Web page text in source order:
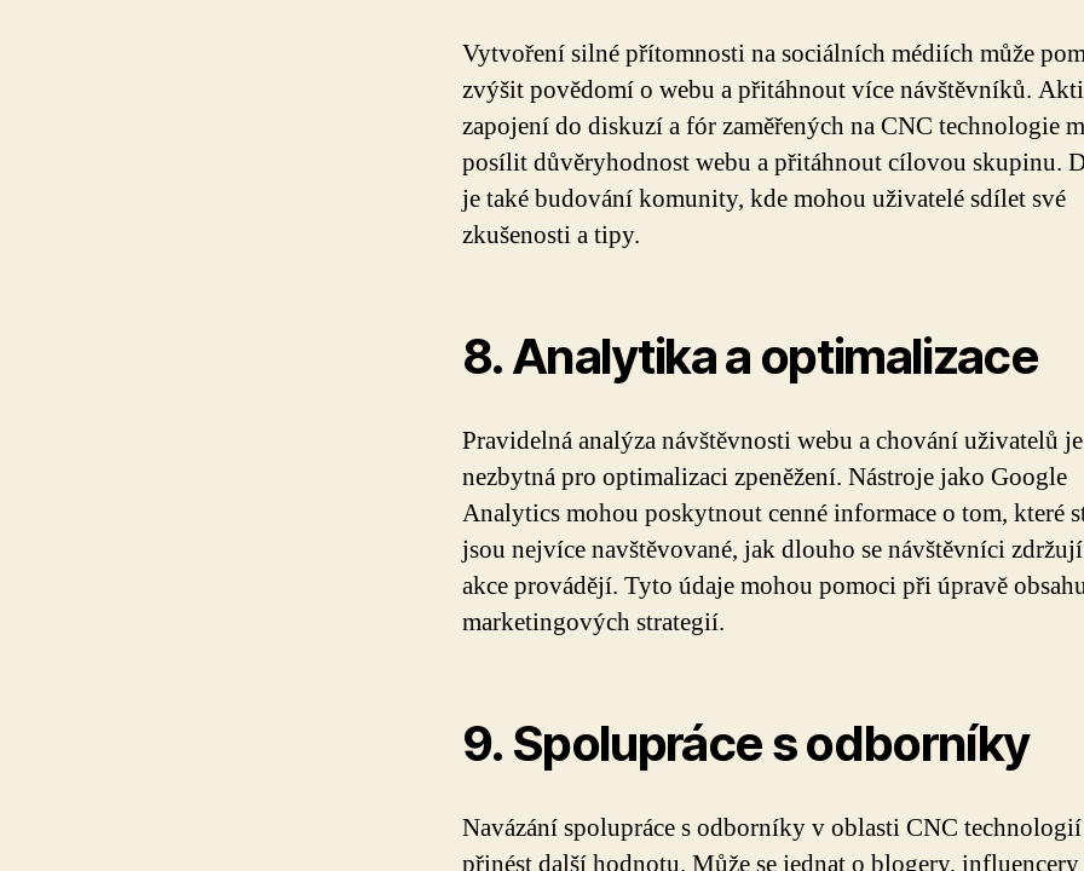
Vytvoření silné přítomnosti na sociálních médiích může
zvýšit povědomí o webu a přitáhnout více návštěvníků.
zapojení do diskuzí a fór zaměřených na CNC technologie
posílit důvěryhodnost webu a přitáhnout cílovou skupinu.
je také budování komunity, kde mohou uživatelé sdílet své
zkušenosti a tipy.
8. Analytika a optimalizace
Pravidelná analýza návštěvnosti webu a chování uživatelů je
nezbytná pro optimalizaci zpeněžení. Nástroje jako Google
Analytics mohou poskytnout cenné informace o tom, které
jsou nejvíce navštěvované, jak dlouho se návštěvníci
akce provádějí. Tyto údaje mohou pomoci při úpravě
marketingových strategií.
9. Spolupráce s odborníky
Navázání spolupráce s odborníky v oblasti CNC
přinést další hodnotu. Může se jednat o blogery, influencery